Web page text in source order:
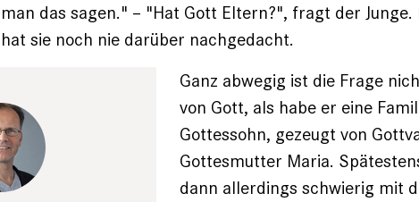
man das sagen." – "Hat Gott Eltern?", fragt der
hat sie noch nie darüber nachgedacht.
Ganz abwegig ist die Frage
von Gott, als habe er eine
Gottessohn, gezeugt von
Gottesmutter Maria.
dann allerdings schwierig mit